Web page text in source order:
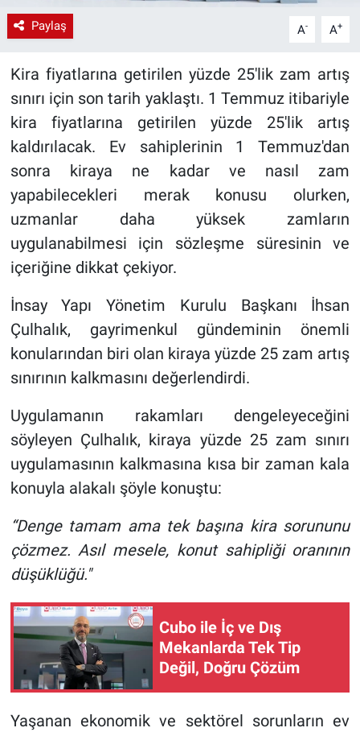
Paylaş A- A+
Kira fiyatlarına getirilen yüzde 25'lik zam artış
sınırı için son tarih yaklaştı. 1 Temmuz itibariyle
kira fiyatlarına getirilen yüzde 25'lik artış
kaldırılacak. Ev sahiplerinin 1 Temmuz'dan
sonra kiraya ne kadar ve nasıl zam
yapabilecekleri merak konusu olurken,
uzmanlar daha yüksek zamların
uygulanabilmesi için sözleşme süresinin ve
içeriğine dikkat çekiyor.
İnsay Yapı Yönetim Kurulu Başkanı İhsan
Çulhalık, gayrimenkul gündeminin önemli
konularından biri olan kiraya yüzde 25 zam artış
sınırının kalkmasını değerlendirdi.
Uygulamanın rakamları dengeleyeceğini
söyleyen Çulhalık, kiraya yüzde 25 zam sınırı
uygulamasının kalkmasına kısa bir zaman kala
konuyla alakalı şöyle konuştu:
“Denge tamam ama tek başına kira sorununu
çözmez. Asıl mesele, konut sahipliği oranının
düşüklüğü."
Cubo ile İç ve Dış
Mekanlarda Tek Tip
Değil, Doğru Çözüm
Yaşanan ekonomik ve sektörel sorunların ev